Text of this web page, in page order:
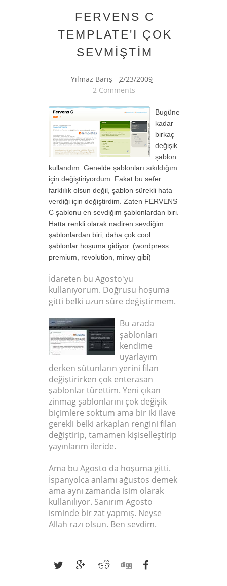
FERVENS C
TEMPLATE'I ÇOK
SEVMİŞTİM
Yılmaz Barış
2/23/2009
2 Comments
Bugüne
kadar
birkaç
değişik
şablon
kullandım. Genelde şablonları sıkıldığım
için değiştiriyordum. Fakat bu sefer
farklılık olsun değil, şablon sürekli hata
verdiği için değiştirdim. Zaten FERVENS
C şablonu en sevdiğim şablonlardan biri.
Hatta renkli olarak nadiren sevdiğim
şablonlardan biri, daha çok cool
şablonlar hoşuma gidiyor. (wordpress
premium, revolution, minxy gibi)
İdareten bu Agosto'yu
kullanıyorum. Doğrusu hoşuma
gitti belki uzun süre değiştirmem.
Bu arada
şablonları
kendime
uyarlayım
derken sütunların yerini filan
değiştirirken çok enterasan
şablonlar türettim. Yeni çıkan
zinmag şablonlarını çok değişik
biçimlere soktum ama bir iki ilave
gerekli belki arkaplan rengini filan
değiştirip, tamamen kişiselleştirip
yayınlarım ileride.
Ama bu Agosto da hoşuma gitti.
İspanyolca anlamı ağustos demek
ama aynı zamanda isim olarak
kullanılıyor. Sanırım Agosto
isminde bir zat yapmış. Neyse
Allah razı olsun. Ben sevdim.